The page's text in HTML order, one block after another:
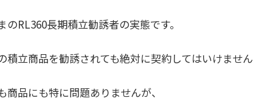
のRL360長期積立勧誘者の実態です。
積立商品を勧誘されても絶対に契約してはいけません
商品にも特に問題ありませんが、